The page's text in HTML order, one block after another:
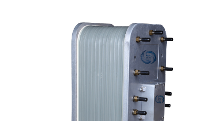
MK-TC200 EDI模块
查看详情